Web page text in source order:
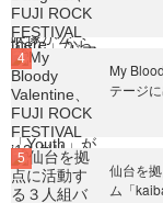
My
テージ
仙台を
ム「